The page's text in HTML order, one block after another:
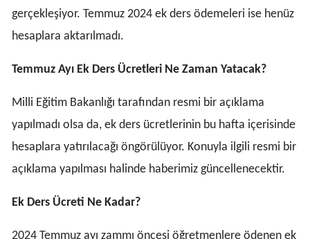
gerçekleşiyor. Temmuz 2024 ek ders ödemeleri ise henüz
hesaplara aktarılmadı.
Temmuz Ayı Ek Ders Ücretleri Ne Zaman Yatacak?
Milli Eğitim Bakanlığı tarafından resmi bir açıklama
yapılmadı olsa da, ek ders ücretlerinin bu hafta içerisinde
hesaplara yatırılacağı öngörülüyor. Konuyla ilgili resmi bir
açıklama yapılması halinde haberimiz güncellenecektir.
Ek Ders Ücreti Ne Kadar?
2024 Temmuz ayı zammı öncesi öğretmenlere ödenen ek